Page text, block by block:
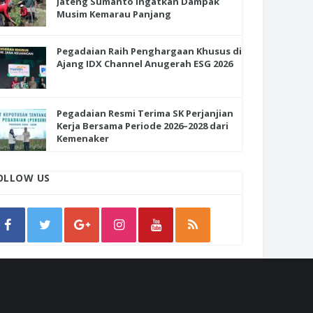
Musim Kemarau Panjang
Pegadaian Raih Penghargaan Khusus di
Ajang IDX Channel Anugerah ESG 2026
Pegadaian Resmi Terima SK Perjanjian
Kerja Bersama Periode 2026–2028 dari
Kemenaker
US